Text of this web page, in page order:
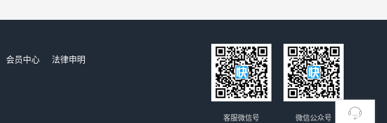
会员中心
法律申明
微信公众号
客服微信号